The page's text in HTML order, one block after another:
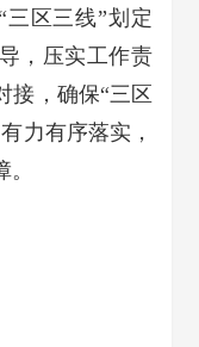
“三区三线”划定
，压实工作责
接，确保“三区
力有序落实，